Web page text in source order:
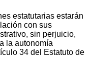
estatutarias estarán
con sus
sin perjuicio,
la autonomía
34 del Estatuto de